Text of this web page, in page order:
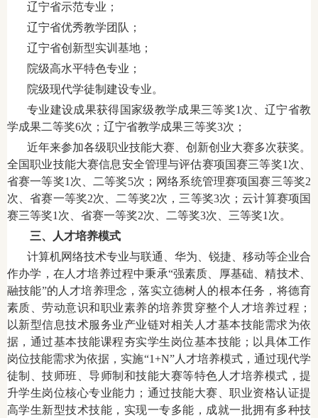
辽宁省示范专业；
辽宁省优秀教学团队；
辽宁省创新型实训基地；
院级高水平特色专业；
院级现代学徒制建设专业。
专业建设成果获得国家级教学成果三等奖1次、辽宁省教
学成果二等奖6次；辽宁省教学成果三等奖3次；
近年来参加各级职业技能大赛、创新创业大赛多次获奖。
全国职业技能大赛信息安全管理与评估赛项国赛三等奖1次、
省赛一等奖1次、二等奖5次；网络系统管理赛项国赛三等奖2
次、省赛一等奖2次、二等奖2次，三等奖3次；云计算赛项国
赛三等奖1次、省赛一等奖2次、二等奖3次、三等奖1次。
三、人才培养模式
计算机网络技术专业与联通、华为、锐捷、移动等企业合
作办学，在人才培养过程中秉承“强素质、厚基础、精技术、
融技能”的人才培养理念，落实立德树人的根本任务，将德育
素质、劳动意识和职业素养的培养贯穿整个人才培养过程；
以新型信息技术服务业产业链对相关人才基本技能需求为依
据，通过基本技能课程夯实学生岗位基本技能；以具体工作
岗位技能需求为依据，实施“1+N”人才培养模式，通过现代学
徒制、技师班、导师制和技能大赛等特色人才培养模式，提
升学生岗位核心专业能力；通过技能大赛、职业资格认证提
高学生新型技术技能，实现一专多能，成就一批拥有多种技